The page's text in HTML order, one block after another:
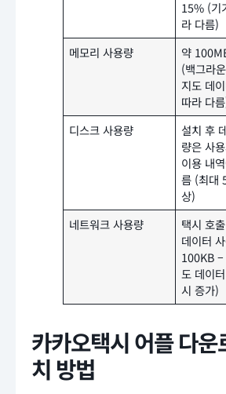
15% (기
라 다름)
메모리 사용량
약
(백그라
지도 데
따라 다
디스크 사용량
설치 후
량은 사
이용 내
름 (최대
상)
네트워크 사용량
택시 호
데이터
100KB
도 데이
시 증가)
카카오택시 어플 다운
치 방법